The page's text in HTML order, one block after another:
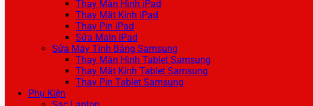
Thay Màn Hình iPad
Thay Mặt Kính iPad
Thay Pin iPad
Sửa Main iPad
Sửa Máy Tính Bảng Samsung
Thay Màn Hình Tablet Samsung
Thay Mặt Kính Tablet Samsung
Thay Pin Tablet Samsung
Phụ Kiện